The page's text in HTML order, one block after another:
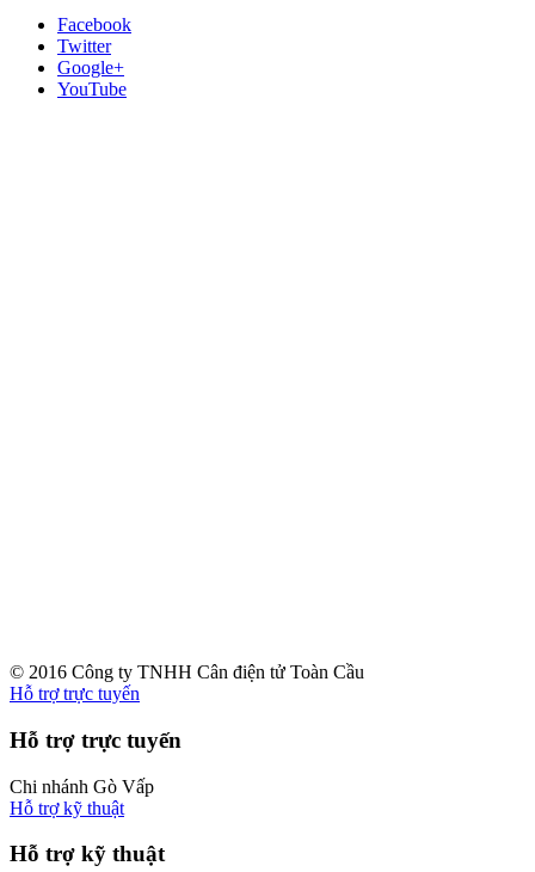
Facebook
Twitter
Google+
YouTube
© 2016 Công ty TNHH Cân điện tử Toàn Cầu
Hỗ trợ trực tuyến
Hỗ trợ trực tuyến
Chi nhánh Gò Vấp
Hỗ trợ kỹ thuật
Hỗ trợ kỹ thuật